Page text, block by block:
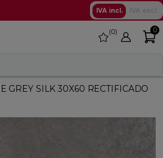
IVA incl.
favorite
0 0
GREY SILK 30X60 RECTIFICADO